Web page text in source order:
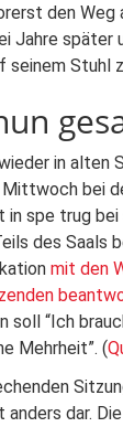
den
Jahre später
Stuhl
in alten
bei
in spe trug
des Saals
mit den
soll “Ich
Mehrheit”. (
dar.